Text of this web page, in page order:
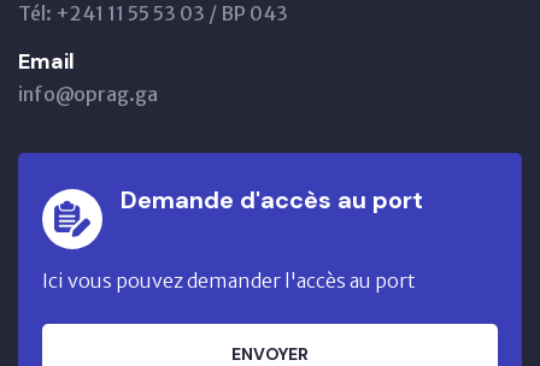
Tél: +241 11 55 53 03 / BP 043
Email
info@oprag.ga
Demande d'accès au port
Ici vous pouvez demander l'accès au port
ENVOYER